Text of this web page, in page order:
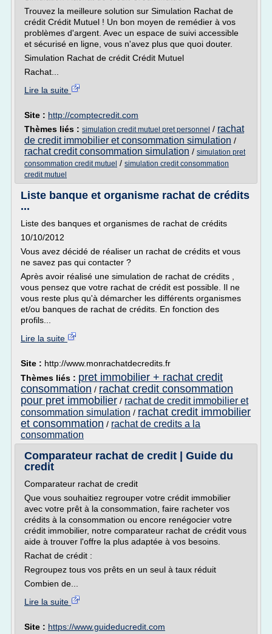
Trouvez la meilleure solution sur Simulation Rachat de
crédit Crédit Mutuel ! Un bon moyen de remédier à vos
problèmes d'argent. Avec un espace de suivi accessible
et sécurisé en ligne, vous n'avez plus que quoi douter.
Simulation Rachat de crédit Crédit Mutuel
Rachat...
Lire la suite
Site : http://comptecredit.com
Thèmes liés : simulation credit mutuel pret personnel / rachat
de credit immobilier et consommation simulation /
rachat credit consommation simulation / simulation pret
consommation credit mutuel / simulation credit consommation
credit mutuel
Liste banque et organisme rachat de crédits
...
Liste des banques et organismes de rachat de crédits
10/10/2012
Vous avez décidé de réaliser un rachat de crédits et vous
ne savez pas qui contacter ?
Après avoir réalisé une simulation de rachat de crédits ,
vous pensez que votre rachat de crédit est possible. Il ne
vous reste plus qu'à démarcher les différents organismes
et/ou banques de rachat de crédits. En fonction des
profils...
Lire la suite
Site : http://www.monrachatdecredits.fr
Thèmes liés : pret immobilier + rachat credit
consommation / rachat credit consommation
pour pret immobilier / rachat de credit immobilier et
consommation simulation / rachat credit immobilier
et consommation / rachat de credits a la
consommation
Comparateur rachat de credit | Guide du
credit
Comparateur rachat de credit
Que vous souhaitiez regrouper votre crédit immobilier
avec votre prêt à la consommation, faire racheter vos
crédits à la consommation ou encore renégocier votre
crédit immobilier, notre comparateur rachat de crédit vous
aide à trouver l'offre la plus adaptée à vos besoins.
Rachat de crédit :
Regroupez tous vos prêts en un seul à taux réduit
Combien de...
Lire la suite
Site : https://www.guideducredit.com